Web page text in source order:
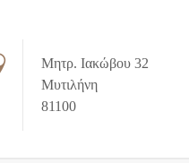
Μητρ. Ιακώβου 32
Μυτιλήνη
81100